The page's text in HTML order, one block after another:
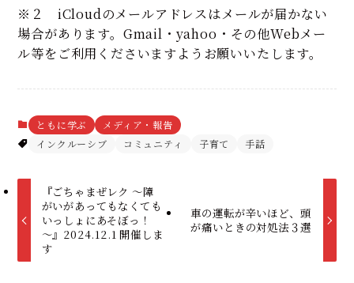
※２ iCloudのメールアドレスはメールが届かない
場合があります。Gmail・yahoo・その他Webメー
ル等をご利用くださいますようお願いいたします。
ともに学ぶ
メディア・報告
インクルーシブ
コミュニティ 子育て 手話
『ごちゃまぜレク ～障
がいがあってもなくても
いっしょにあそぼっ！
～』2024.12.1 開催しま
す
車の運転が辛いほど、頭
が痛いときの対処法３選